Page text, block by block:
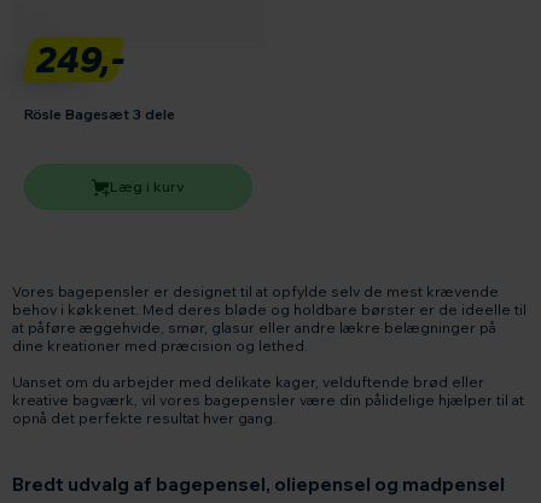
249,-
Rösle Bagesæt 3 dele
Læg i kurv
Vores bagepensler er designet til at opfylde selv de mest krævende
behov i køkkenet. Med deres bløde og holdbare børster er de ideelle til
at påføre æggehvide, smør, glasur eller andre lækre belægninger på
dine kreationer med præcision og lethed.
Uanset om du arbejder med delikate kager, velduftende brød eller
kreative bagværk, vil vores bagepensler være din pålidelige hjælper til at
opnå det perfekte resultat hver gang.
Bredt udvalg af bagepensel, oliepensel og madpensel